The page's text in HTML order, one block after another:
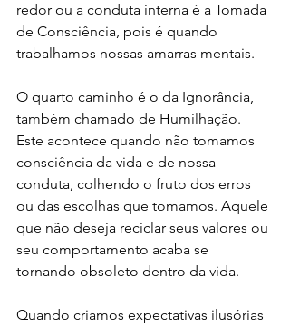
redor ou a conduta interna é a Tomada
de Consciência, pois é quando
trabalhamos nossas amarras mentais.
O quarto caminho é o da Ignorância,
também chamado de Humilhação.
Este acontece quando não tomamos
consciência da vida e de nossa
conduta, colhendo o fruto dos erros
ou das escolhas que tomamos. Aquele
que não deseja reciclar seus valores ou
seu comportamento acaba se
tornando obsoleto dentro da vida.
Quando criamos expectativas ilusórias